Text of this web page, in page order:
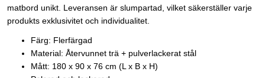
matbord unikt. Leveransen är slumpartad, vilket säkerställer varje
produkts exklusivitet och individualitet.
Färg: Flerfärgad
Material: Återvunnet trä + pulverlackerat stål
Mått: 180 x 90 x 76 cm (L x B x H)